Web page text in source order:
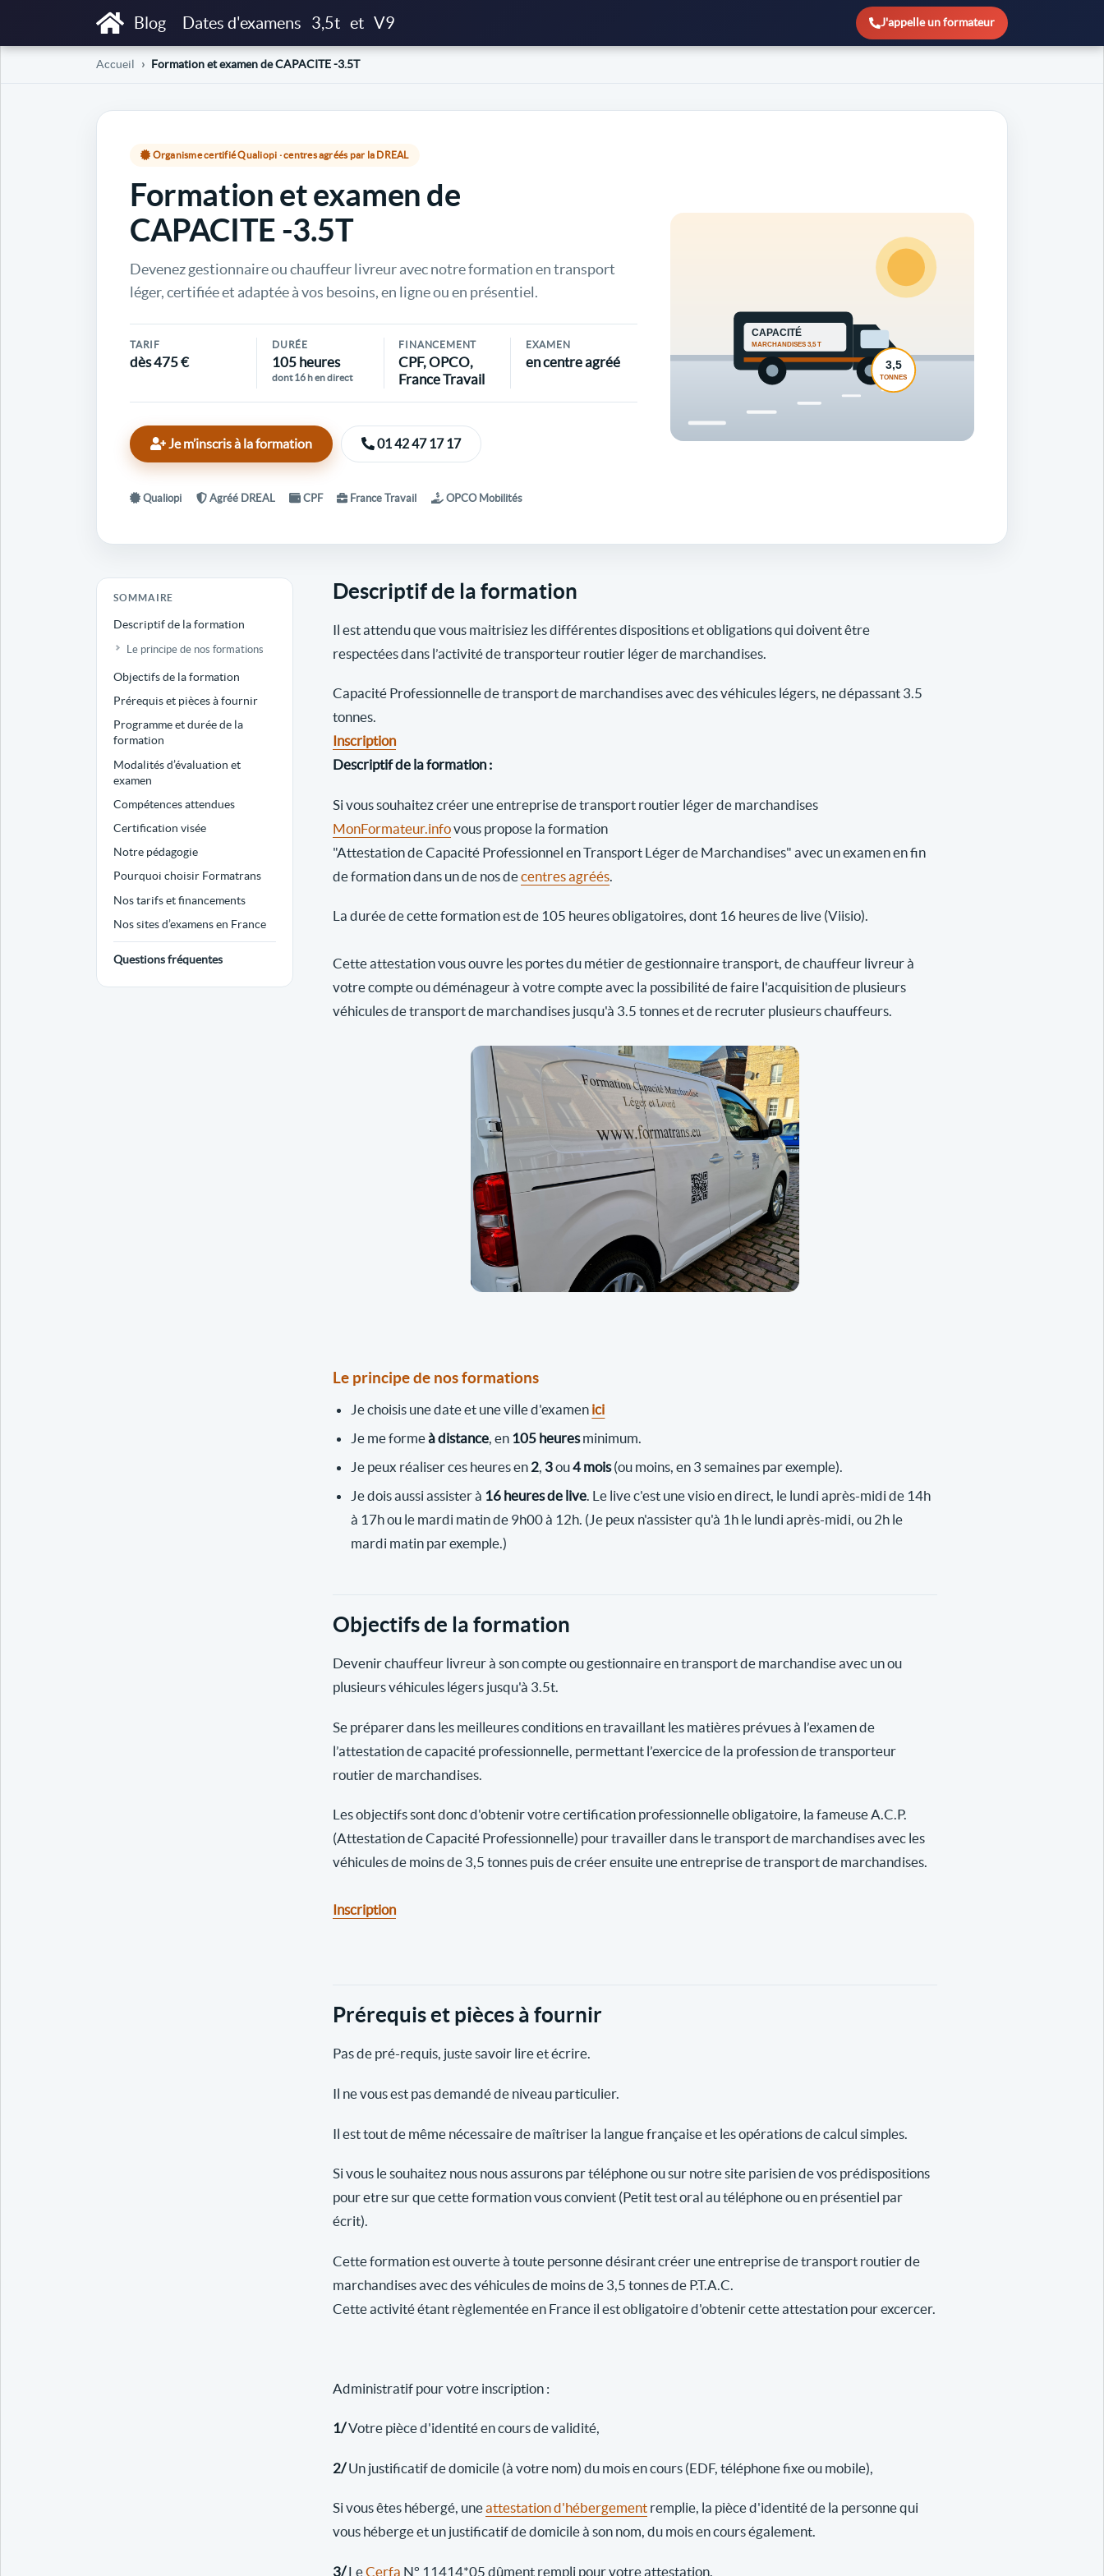
Blog Dates d'examens 3,5t et V9 J'appelle un formateur
Accueil Formation et examen de CAPACITE -3.5T
Organisme certifié Qualiopi · centres agréés par la DREAL
Formation et examen de
CAPACITE -3.5T
Devenez gestionnaire ou chauffeur livreur avec notre formation en transport
léger, certifiée et adaptée à vos besoins, en ligne ou en présentiel.
TARIF
dès 475 €
DURÉE
105 heures
dont 16 h en direct
FINANCEMENT
CPF, OPCO,
France Travail
EXAMEN
en centre agréé
Je m’inscris à la formation 01 42 47 17 17
Qualiopi Agréé DREAL CPF France Travail OPCO Mobilités
SOMMAIRE
Descriptif de la formation
Le principe de nos formations
Objectifs de la formation
Prérequis et pièces à fournir
Programme et durée de la
formation
Modalités d’évaluation et
examen
Compétences attendues
Certification visée
Notre pédagogie
Pourquoi choisir Formatrans
Nos tarifs et financements
Nos sites d’examens en France
Questions fréquentes
Descriptif de la formation
Il est attendu que vous maitrisiez les différentes dispositions et obligations qui doivent être
respectées dans l’activité de transporteur routier léger de marchandises.
Capacité Professionnelle de transport de marchandises avec des véhicules légers, ne dépassant 3.5
tonnes.
Inscription
Descriptif de la formation :
Si vous souhaitez créer une entreprise de transport routier léger de marchandises
MonFormateur.infovous propose la formation
"Attestation de Capacité Professionnel en Transport Léger de Marchandises" avec un examen en fin
de formation dans un de nos decentres agréés
La durée de cette formation est de 105 heures obligatoires, dont 16 heures de live (Viisio).
Cette attestation vous ouvre les portes du métier de gestionnaire transport, de chauffeur livreur à
votre compte ou déménageur à votre compte avec la possibilité de faire l'acquisition de plusieurs
véhicules de transport de marchandises jusqu'à 3.5 tonnes et de recruter plusieurs chauffeurs.
Le principe de nos formations
Je choisis une date et une ville d'examen ici
Je me formeà distance, en 105 heuresminimum.
Je peux réaliser ces heures en 2, 3ou4 mois(ou moins, en 3 semaines par exemple).
Je dois aussi assister à 16 heures de live. Le live c'est une visio en direct, le lundi après-midi de 14h
à 17h ou le mardi matin de 9h00 à 12h. (Je peux n'assister qu'à 1h le lundi après-midi, ou 2h le
mardi matin par exemple.)
Objectifs de la formation
Devenir chauffeur livreur à son compte ou gestionnaire en transport de marchandise avec un ou
plusieurs véhicules légers jusqu'à 3.5t.
Se préparer dans les meilleures conditions en travaillant les matières prévues à l’examen de
l’attestation de capacité professionnelle, permettant l’exercice de la profession de transporteur
routier de marchandises.
Les objectifs sont donc d'obtenir votre certification professionnelle obligatoire, la fameuse A.C.P.
(Attestation de Capacité Professionnelle) pour travailler dans le transport de marchandises avec les
véhicules de moins de 3,5 tonnes puis de créer ensuite une entreprise de transport de marchandises.
Inscription
Prérequis et pièces à fournir
Pas de pré-requis, juste savoir lire et écrire.
Il ne vous est pas demandé de niveau particulier.
Il est tout de même nécessaire de maîtriser la langue française et les opérations de calcul simples.
Si vous le souhaitez nous nous assurons par téléphone ou sur notre site parisien de vos prédispositions
pour etre sur que cette formation vous convient (Petit test oral au téléphone ou en présentiel par
écrit).
Cette formation est ouverte à toute personne désirant créer une entreprise de transport routier de
marchandises avec des véhicules de moins de 3,5 tonnes de P.T.A.C.
Cette activité étant règlementée en France il est obligatoire d'obtenir cette attestation pour excercer.
Administratif pour votre inscription :
1/Votre pièce d'identité en cours de validité,
2/Un justificatif de domicile (à votre nom) du mois en cours (EDF, téléphone fixe ou mobile),
Si vous êtes hébergé, uneattestation d'hébergement remplie, la pièce d'identité de la personne qui
vous héberge et un justificatif de domicile à son nom, du mois en cours également.
3/LeCerfa N° 11414*05 dûment rempli pour votre attestation.